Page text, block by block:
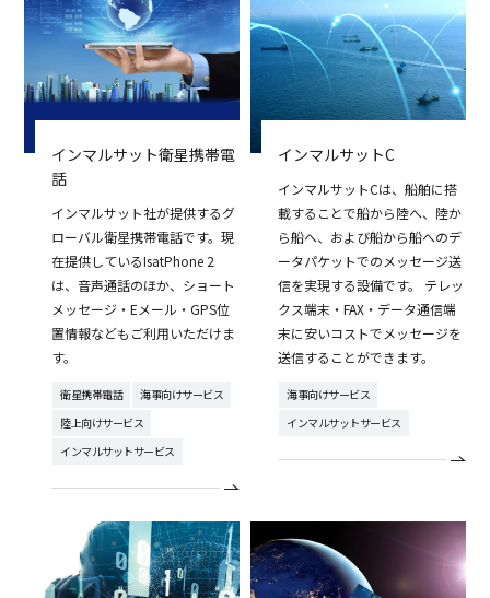
インマルサット衛星携帯電
話
インマルサット社が提供するグ
ローバル衛星携帯電話です。現
在提供しているIsatPhone 2
は、音声通話のほか、ショート
メッセージ・Eメール・GPS位
置情報などもご利用いただけま
す。
衛星携帯電話
海事向けサービス
陸上向けサービス
インマルサットサービス
インマルサットC
インマルサットCは、船舶に搭
載することで船から陸へ、陸か
ら船へ、および船から船へのデ
ータパケットでのメッセージ送
信を実現する設備です。 テレッ
クス端末・FAX・データ通信端
末に安いコストでメッセージを
送信することができます。
海事向けサービス
インマルサットサービス